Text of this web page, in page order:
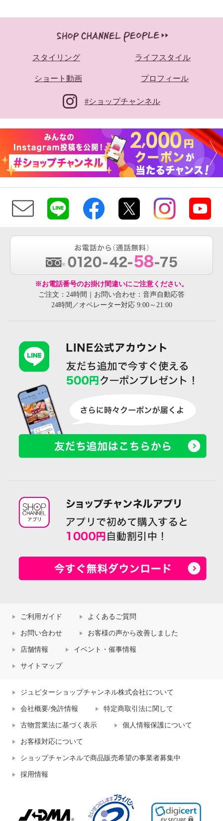
スタイリング ライフスタイル
ショート動画 プロフィール
#ショップチャンネル
※お電話番号のお掛け間違いにご注意ください。
ご注文：24時間｜お問い合わせ：音声自動応答
24時間／オペレーター対応 9:00～21:00
ご利用ガイド よくあるご質問
お問い合わせ お客様の声から改善しました
店舗情報 イベント・催事情報
サイトマップ
ジュピターショップチャンネル株式会社について
会社概要/免許情報 特定商取引法に関して
古物営業法に基づく表示 個人情報保護について
お客様対応について
ショップチャンネルで商品販売希望の事業者募集中
採用情報